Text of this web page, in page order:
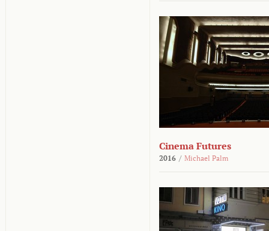
Cinema Futures
2016 / Michael Palm